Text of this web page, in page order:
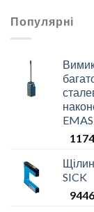
Популярні
EMAS
SICK